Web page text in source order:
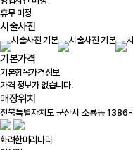
휴무 미정
시술사진
기본가격
기본항목가격정보
가격 정보가 없습니다.
매장위치
화려한머리나라